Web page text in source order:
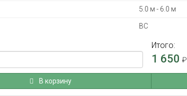
5.0 м - 6.0 м
ВС
Итого:
1 650 ₽
В корзину